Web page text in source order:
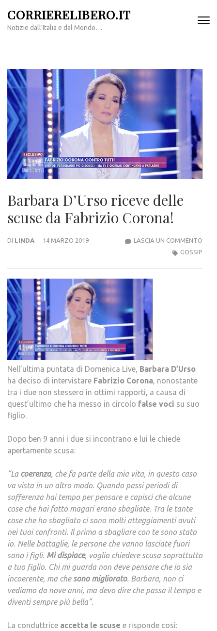
contenuto
CORRIERELIBERO.IT
Notizie dall'Italia e dal Mondo…
Barbara D’Urso riceve delle
scuse da Fabrizio Corona!
DI LINDA 14 MARZO 2019 LASCIA UN COMMENTO
GOSSIP
Nell’ultima puntata di Domenica Live, Barbara D’Urso
ha deciso di intervistare Fabrizio Corona, nonostante
tra i due non stessero in ottimi rapporti, a causa di
quest’ultimo che ha messo in circolo false voci su suo
figlio.
Dopo ben 9 anni i due si incontrano e lui le chiede
apertamente scusa:
“La coerenza, che fa parte della mia vita, in questo caso
va vista in un altro modo. Quando passi periodi di
sofferenza hai tempo per pensare e capisci che alcune
cose che hai fatto magari erano sbagliate. Tra le tante
cose che ho sbagliato ci sono molti atteggiamenti avuti
nei tuoi confronti. Il primo a sbagliare con te sono stato
io. Nelle battaglie, le persone che vanno lasciate fuori
sono i figli. Mi dispiace, voglio chiedere scusa soprattutto
a tuo figlio. Chi mi guarda non deve pensare che io sia
incoerente, ma che sono migliorato. Barbara, non ci
vediamo da nove anni, ma devo dire che passa il tempo e
diventi sempre più bella”.
La conduttrice accetta le scuse e risponde così: